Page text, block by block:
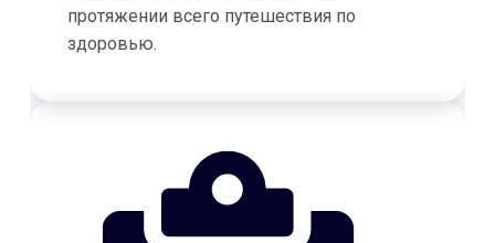
протяжении всего путешествия по
здоровью.